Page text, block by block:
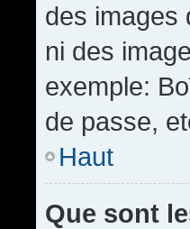
des images
ni des
exemple:
de passe,
Haut
Que sont